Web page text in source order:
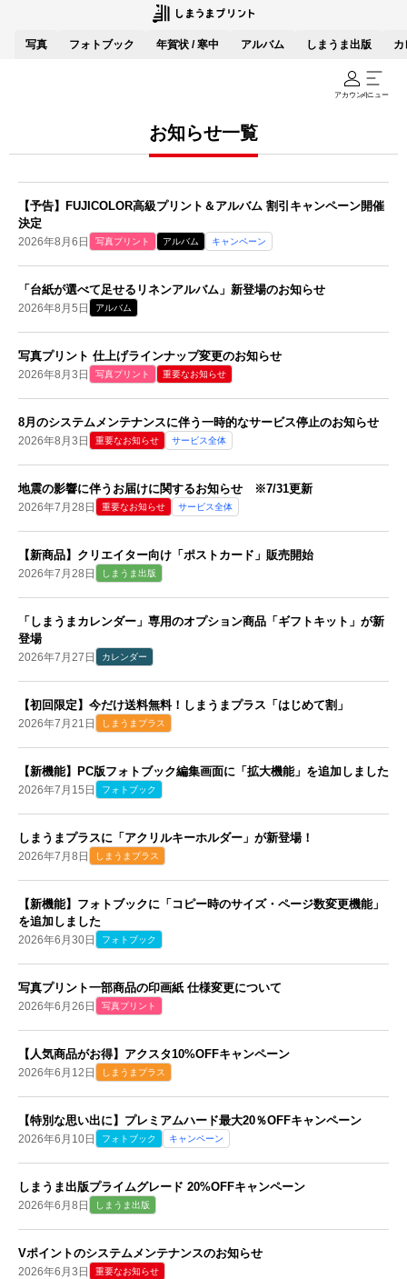
写真 フォトブック 年賀状 / 寒中 アルバム しまうま出版 カ
アカウントメニュー
お知らせ一覧
【予告】FUJICOLOR高級プリント＆アルバム 割引キャンペーン開催
決定
2026年8月6日 写真プリント アルバム キャンペーン
「台紙が選べて足せるリネンアルバム」新登場のお知らせ
2026年8月5日 アルバム
写真プリント 仕上げラインナップ変更のお知らせ
2026年8月3日 写真プリント 重要なお知らせ
8月のシステムメンテナンスに伴う一時的なサービス停止のお知らせ
2026年8月3日 重要なお知らせ サービス全体
地震の影響に伴うお届けに関するお知らせ ※7/31更新
2026年7月28日 重要なお知らせ サービス全体
【新商品】クリエイター向け「ポストカード」販売開始
2026年7月28日 しまうま出版
「しまうまカレンダー」専用のオプション商品「ギフトキット」が新
登場
2026年7月27日 カレンダー
【初回限定】今だけ送料無料！しまうまプラス「はじめて割」
2026年7月21日 しまうまプラス
【新機能】PC版フォトブック編集画面に「拡大機能」を追加しました
2026年7月15日 フォトブック
しまうまプラスに「アクリルキーホルダー」が新登場！
2026年7月8日 しまうまプラス
【新機能】フォトブックに「コピー時のサイズ・ページ数変更機能」
を追加しました
2026年6月30日 フォトブック
写真プリント一部商品の印画紙 仕様変更について
2026年6月26日 写真プリント
【人気商品がお得】アクスタ10%OFFキャンペーン
2026年6月12日 しまうまプラス
【特別な思い出に】プレミアムハード最大20％OFFキャンペーン
2026年6月10日 フォトブック キャンペーン
しまうま出版プライムグレード 20%OFFキャンペーン
2026年6月8日 しまうま出版
Vポイントのシステムメンテナンスのお知らせ
2026年6月3日 重要なお知らせ